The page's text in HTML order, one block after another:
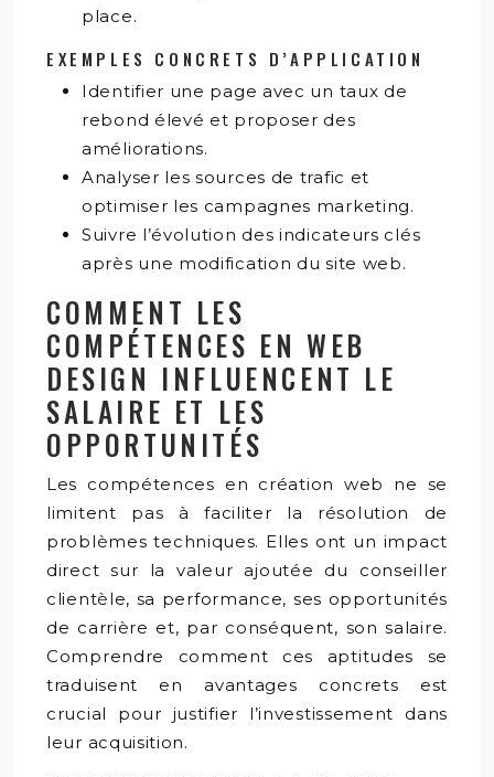
place.
EXEMPLES CONCRETS D’APPLICATION
Identifier une page avec un taux de
rebond élevé et proposer des
améliorations.
Analyser les sources de trafic et
optimiser les campagnes marketing.
Suivre l’évolution des indicateurs clés
après une modification du site web.
COMMENT LES
COMPÉTENCES EN WEB
DESIGN INFLUENCENT LE
SALAIRE ET LES
OPPORTUNITÉS
Les compétences en création web ne se
limitent pas à faciliter la résolution de
problèmes techniques. Elles ont un impact
direct sur la valeur ajoutée du conseiller
clientèle, sa performance, ses opportunités
de carrière et, par conséquent, son salaire.
Comprendre comment ces aptitudes se
traduisent en avantages concrets est
crucial pour justifier l’investissement dans
leur acquisition.